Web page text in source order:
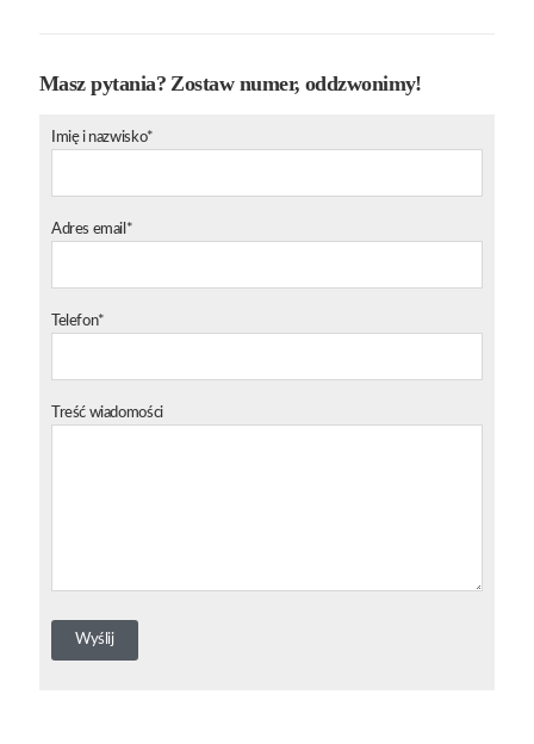
Masz pytania? Zostaw numer, oddzwonimy!
Imię i nazwisko*
Adres email*
Telefon*
Treść wiadomości